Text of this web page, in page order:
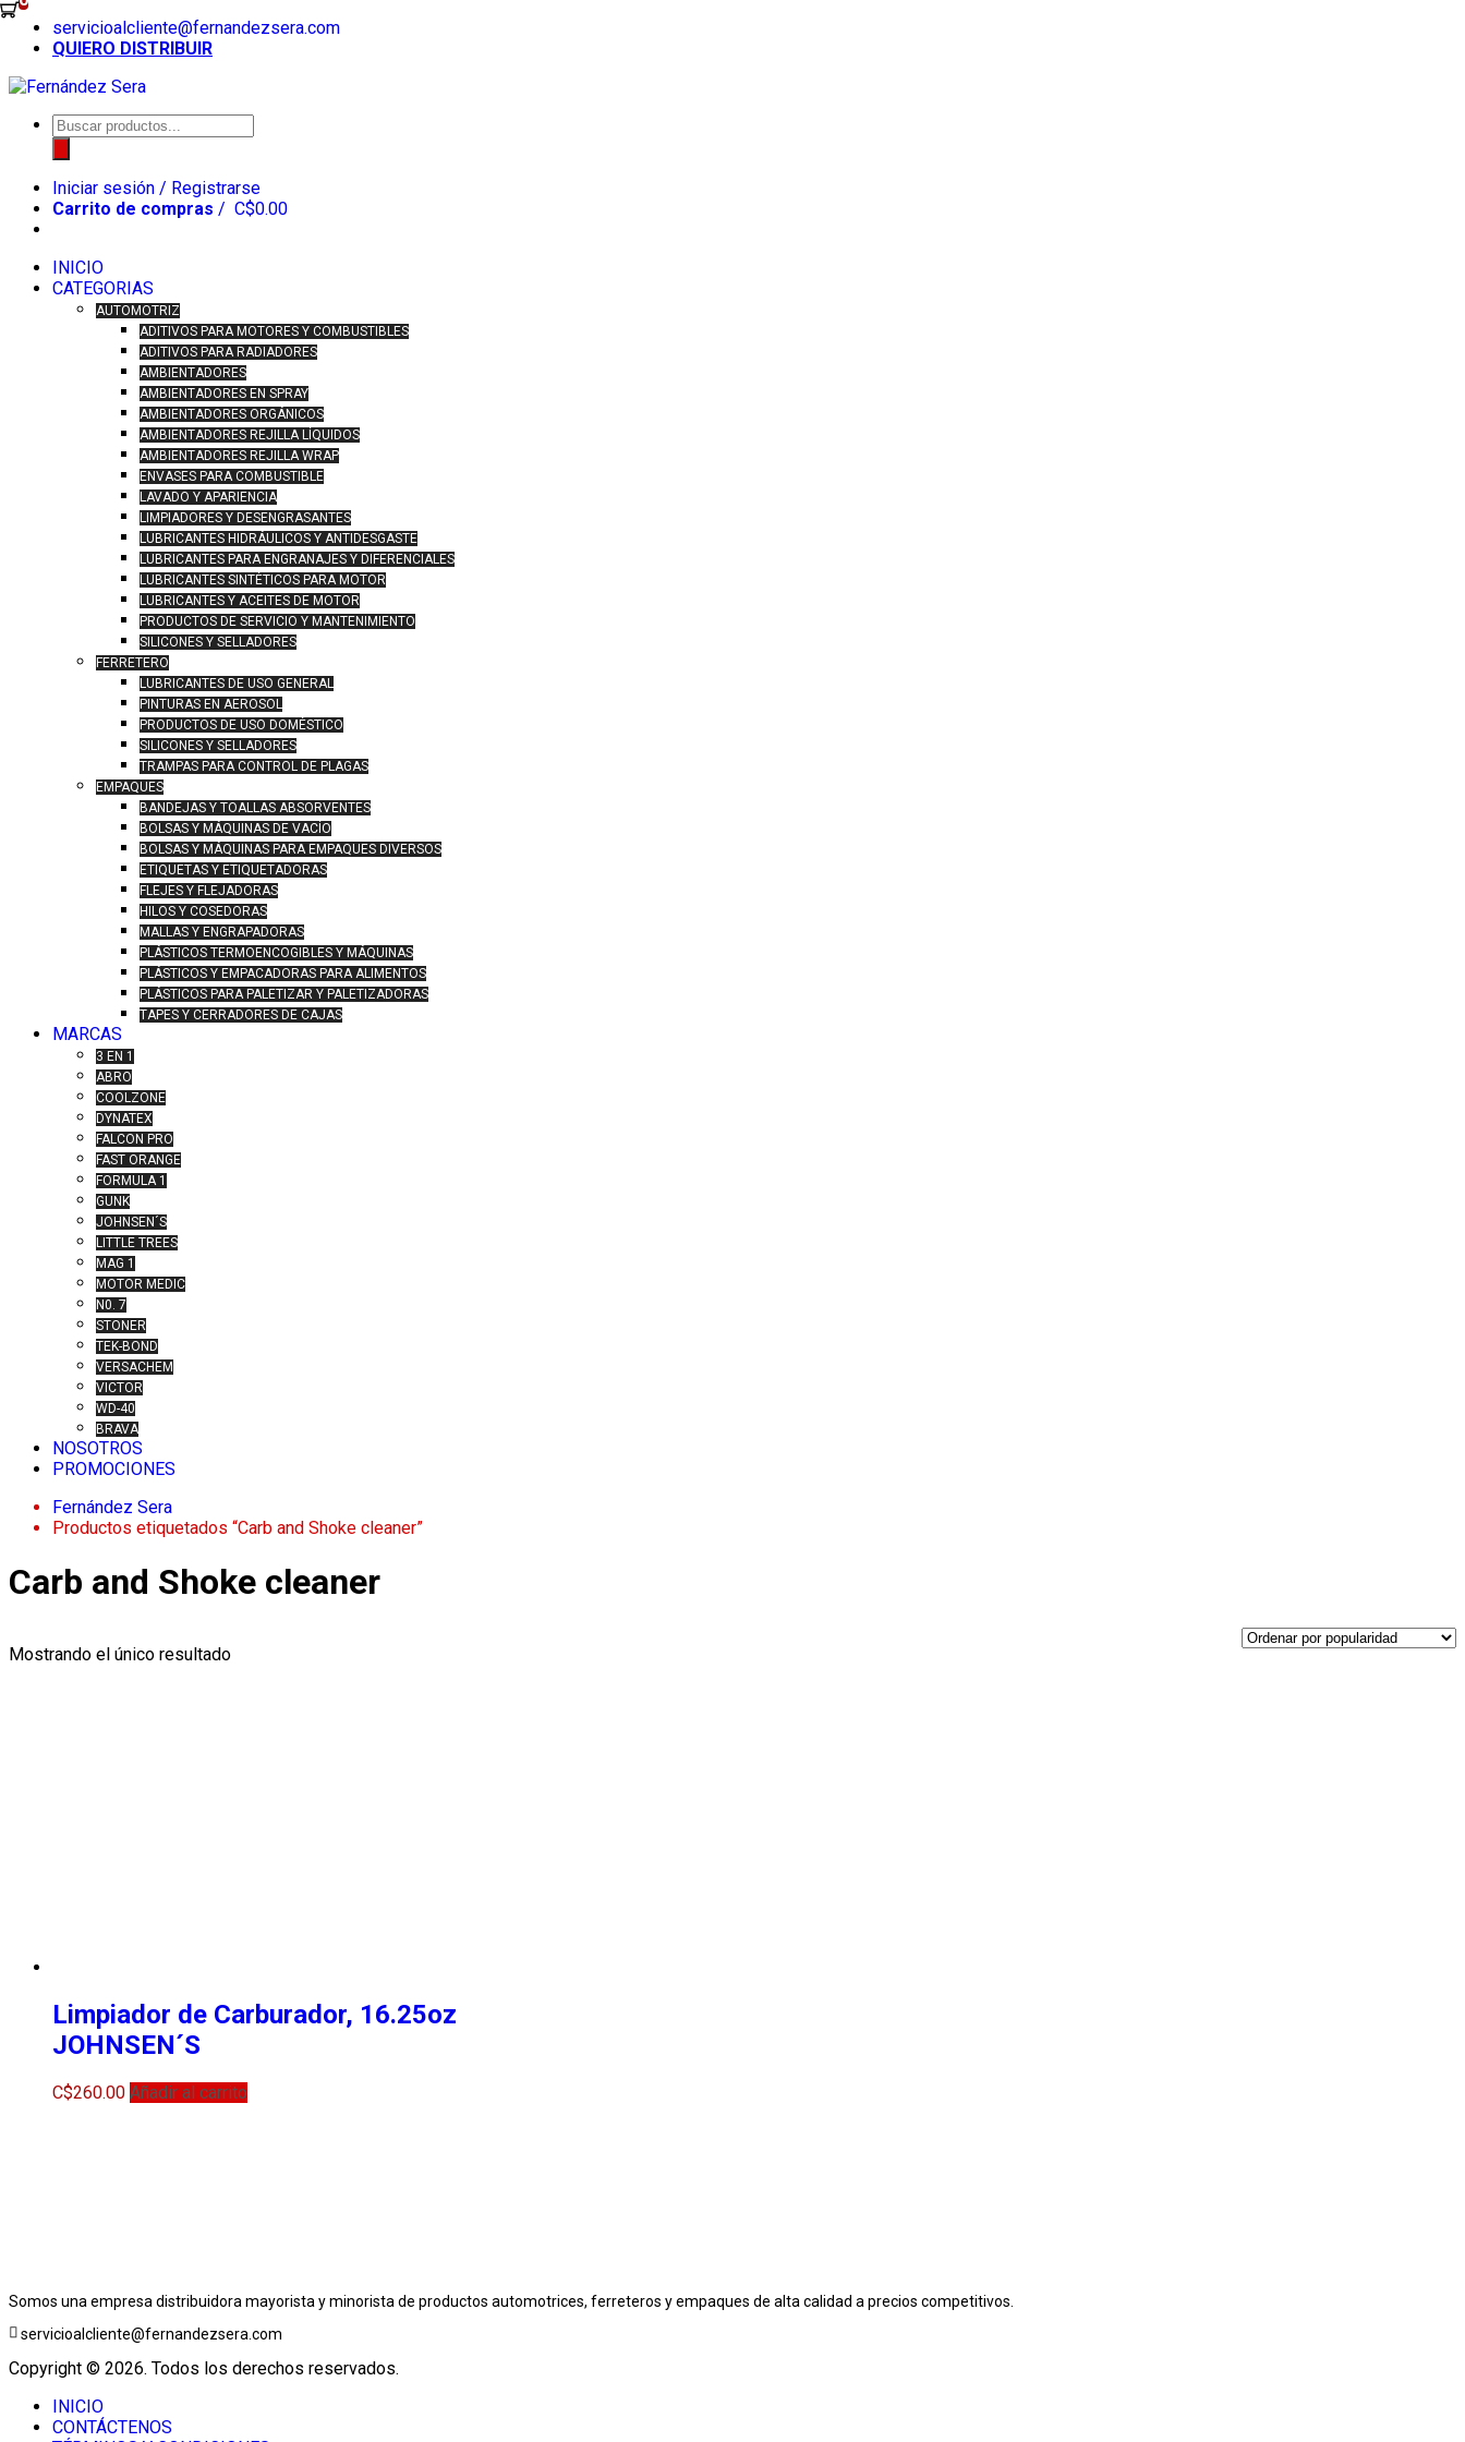
Skip
servicioalcliente@fernandezsera.com
QUIERO DISTRIBUIR
Búsqueda
de
productos
Iniciar sesión / Registrarse
Carrito de compras / C$0.00
INICIO
CATEGORIAS
AUTOMOTRIZ
ADITIVOS PARA MOTORES Y COMBUSTIBLES
ADITIVOS PARA RADIADORES
AMBIENTADORES
AMBIENTADORES EN SPRAY
AMBIENTADORES ORGÁNICOS
AMBIENTADORES REJILLA LÍQUIDOS
AMBIENTADORES REJILLA WRAP
ENVASES PARA COMBUSTIBLE
LAVADO Y APARIENCIA
LIMPIADORES Y DESENGRASANTES
LUBRICANTES HIDRÁULICOS Y ANTIDESGASTE
LUBRICANTES PARA ENGRANAJES Y DIFERENCIALES
LUBRICANTES SINTÉTICOS PARA MOTOR
LUBRICANTES Y ACEITES DE MOTOR
PRODUCTOS DE SERVICIO Y MANTENIMIENTO
SILICONES Y SELLADORES
FERRETERO
LUBRICANTES DE USO GENERAL
PINTURAS EN AEROSOL
PRODUCTOS DE USO DOMÉSTICO
SILICONES Y SELLADORES
TRAMPAS PARA CONTROL DE PLAGAS
EMPAQUES
BANDEJAS Y TOALLAS ABSORVENTES
BOLSAS Y MÁQUINAS DE VACÍO
BOLSAS Y MÁQUINAS PARA EMPAQUES DIVERSOS
ETIQUETAS Y ETIQUETADORAS
FLEJES Y FLEJADORAS
HILOS Y COSEDORAS
MALLAS Y ENGRAPADORAS
PLÁSTICOS TERMOENCOGIBLES Y MÁQUINAS
PLÁSTICOS Y EMPACADORAS PARA ALIMENTOS
PLÁSTICOS PARA PALETIZAR Y PALETIZADORAS
TAPES Y CERRADORES DE CAJAS
MARCAS
3 EN 1
ABRO
COOLZONE
DYNATEX
FALCON PRO
FAST ORANGE
FORMULA 1
GUNK
JOHNSEN´S
LITTLE TREES
MAG 1
MOTOR MEDIC
N0. 7
STONER
TEK-BOND
VERSACHEM
VICTOR
WD-40
BRAVA
NOSOTROS
PROMOCIONES
Fernández Sera
Productos etiquetados “Carb and Shoke cleaner”
Carb and Shoke cleaner
Mostrando el único resultado
Limpiador de Carburador, 16.25oz
JOHNSEN´S
C$260.00 Añadir al carrito
Somos una empresa distribuidora mayorista y minorista de productos automotrices, ferreteros y empaques de alta calidad a precios competitivos.
servicioalcliente@fernandezsera.com
Copyright © 2026. Todos los derechos reservados.
INICIO
CONTÁCTENOS